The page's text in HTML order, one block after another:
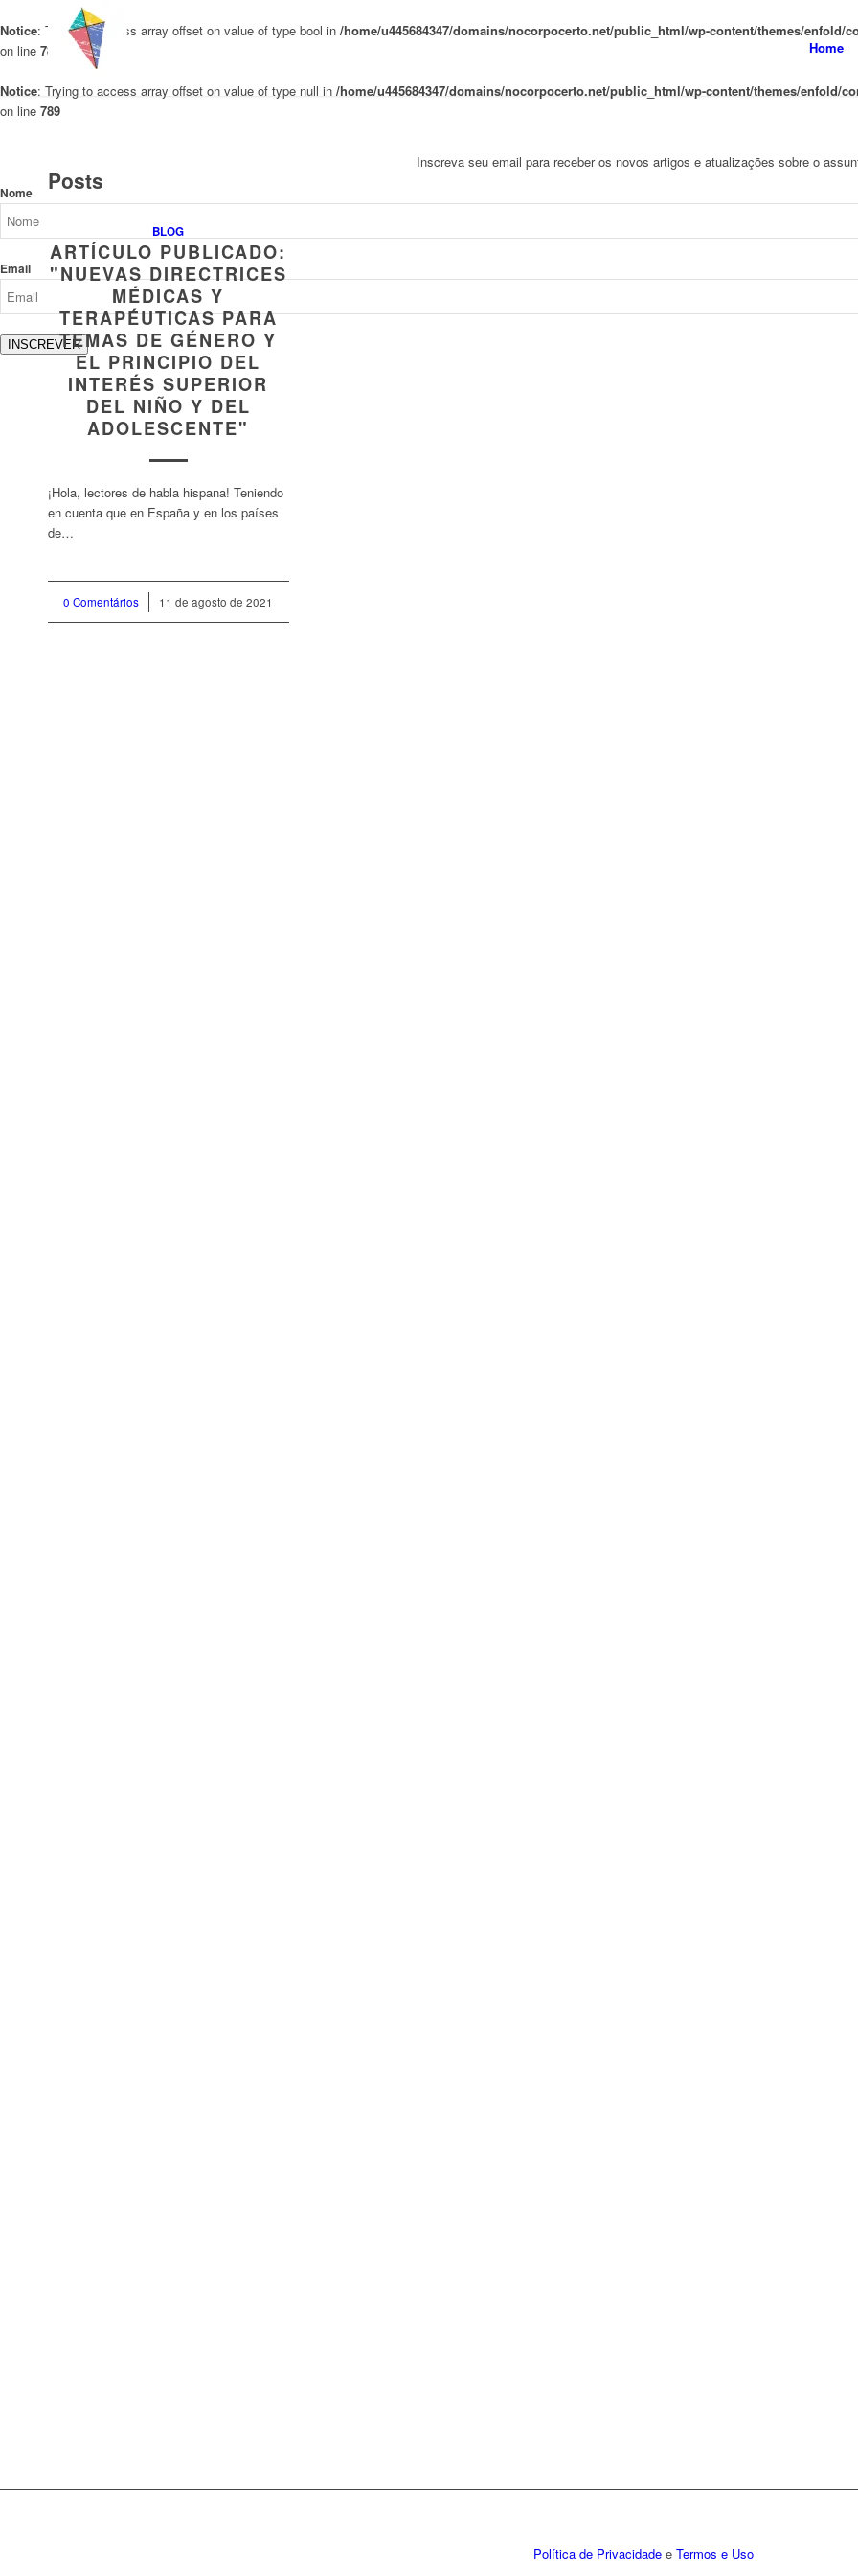
Notice: Trying to access array offset on value of type bool in /home/u445684347/domains/nocorpocerto.net/public_html/wp-content/themes/
on line 789
Notice: Trying to access array offset on value of type null in /home/u445684347/domains/nocorpocerto.net/public_html/wp-content/themes/enfold/
on line 789
Home
Posts
BLOG
ARTÍCULO PUBLICADO:
"NUEVAS DIRECTRICES
MÉDICAS Y
TERAPÉUTICAS PARA
TEMAS DE GÉNERO Y
EL PRINCIPIO DEL
INTERÉS SUPERIOR
DEL NIÑO Y DEL
ADOLESCENTE"
¡Hola, lectores de habla hispana! Teniendo
en cuenta que en España y en los países
de…
0 Comentários
/ 11 de agosto de 2021
Política de Privacidade e Termos e Uso
Inscreva seu email para receber os novos artigos e atualizações sobre o
Nome
Email
INSCREVER